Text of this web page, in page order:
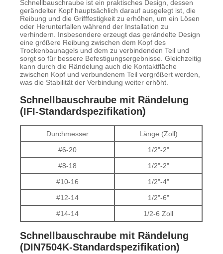
Schnellbauschraube ist ein praktisches Design, dessen
gerändelter Kopf hauptsächlich darauf ausgelegt ist, die
Reibung und die Grifffestigkeit zu erhöhen, um ein Lösen
oder Herunterfallen während der Installation zu
verhindern. Insbesondere erzeugt das gerändelte Design
eine größere Reibung zwischen dem Kopf des
Trockenbaunagels und dem zu verbindenden Teil und
sorgt so für bessere Befestigungsergebnisse. Gleichzeitig
kann durch die Rändelung auch die Kontaktfläche
zwischen Kopf und verbundenem Teil vergrößert werden,
was die Stabilität der Verbindung weiter erhöht.
Schnellbauschraube mit Rändelung
(IFI-Standardspezifikation)
Durchmesser
Länge (Zoll)
#6-20
1/2"-2"
#8-18
1/2"-2"
#10-16
1/2"-4"
#12-14
1/2"-6"
#14-14
1/2-6 Zoll
Schnellbauschraube mit Rändelung
(DIN7504K-Standardspezifikation)